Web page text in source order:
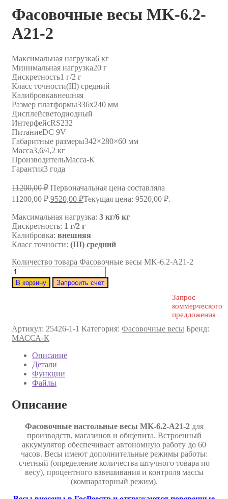
Фасовочные весы MK-6.2-
A21-2
Максимальная нагрузка6 кг
Минимальная нагрузка20 г
Дискретность1 г/2 г
Класс точности(III) средний
Калибровкавнешняя
Размер платформы336х240 мм
Дисплейсветодиодный
ИнтерфейсRS232
ПитаниеDC 9V
Габаритные размеры342×280×60 мм
Масса3,6/4,2 кг
ПроизводительМасса-К
Гарантия3 года
11200,00₽ Первоначальная цена составляла
11200,00 ₽.9520,00 ₽Текущая цена: 9520,00 ₽.
Максимальная нагрузка: 3 кг/6 кг
Дискретность: 1 г/2 г
Калибровка: внешняя
Класс точности: (III) средний
Количество товара Фасовочные весы MK-6.2-A21-2
В корзину Запросить счет
Запрос
коммерческого
предложения
Артикул: 25426-1-1 Категория: Фасовочные весы Бренд:
МАССА-К
Описание
Детали
Функции
Файлы
Описание
Фасовочные настольные весы MK-6.2-A21-2для
производств, магазинов и общепита. Встроенный
аккумулятор обеспечивает автономную работу до 60
часов. Весы имеют дополнительные режимы работы:
счетный (определение количества штучного товара по
весу), процентного взвешивания и контроля массы
(компараторный режим).